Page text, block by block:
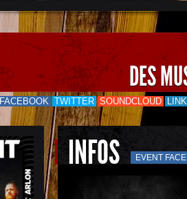
DES
FACEBOOK TWITTER SOUNDCLOUD
INFOS EVENT